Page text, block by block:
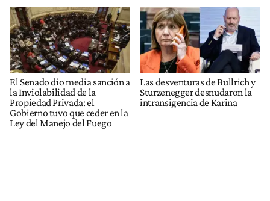
El Senado dio media sanción a
la Inviolabilidad de la
Propiedad Privada: el
Gobierno tuvo que ceder en la
Ley del Manejo del Fuego
Las desventuras de Bullrich y
Sturzenegger desnudaron la
intransigencia de Karina